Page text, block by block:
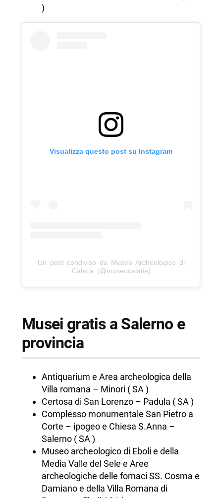
)
Visualizza questo post su Instagram
Un post condiviso da Museo Archeologico di
Calatia (@museocalatia)
Musei gratis a Salerno e
provincia
Antiquarium e Area archeologica della
Villa romana – Minori ( SA )
Certosa di San Lorenzo – Padula ( SA )
Complesso monumentale San Pietro a
Corte – ipogeo e Chiesa S.Anna –
Salerno ( SA )
Museo archeologico di Eboli e della
Media Valle del Sele e Aree
archeologiche delle fornaci SS. Cosma e
Damiano e della Villa Romana di